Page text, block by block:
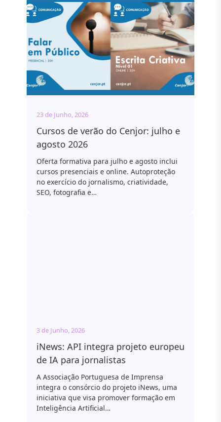
23 de Junho, 2026
Cursos de verão do Cenjor: julho e
agosto 2026
Oferta formativa para julho e agosto inclui
cursos presenciais e online. Autoproteção
no exercício do jornalismo, criatividade,
SEO, fotografia e…
3 de Junho, 2026
iNews: API integra projeto europeu
de IA para jornalistas
A Associação Portuguesa de Imprensa
integra o consórcio do projeto iNews, uma
iniciativa que visa promover formação em
Inteligência Artificial…